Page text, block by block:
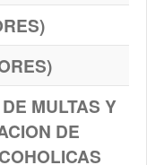
MULTAS Y
DE